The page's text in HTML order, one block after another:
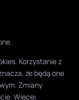
Korzystanie z
że będą one
Zmiany
Więcej